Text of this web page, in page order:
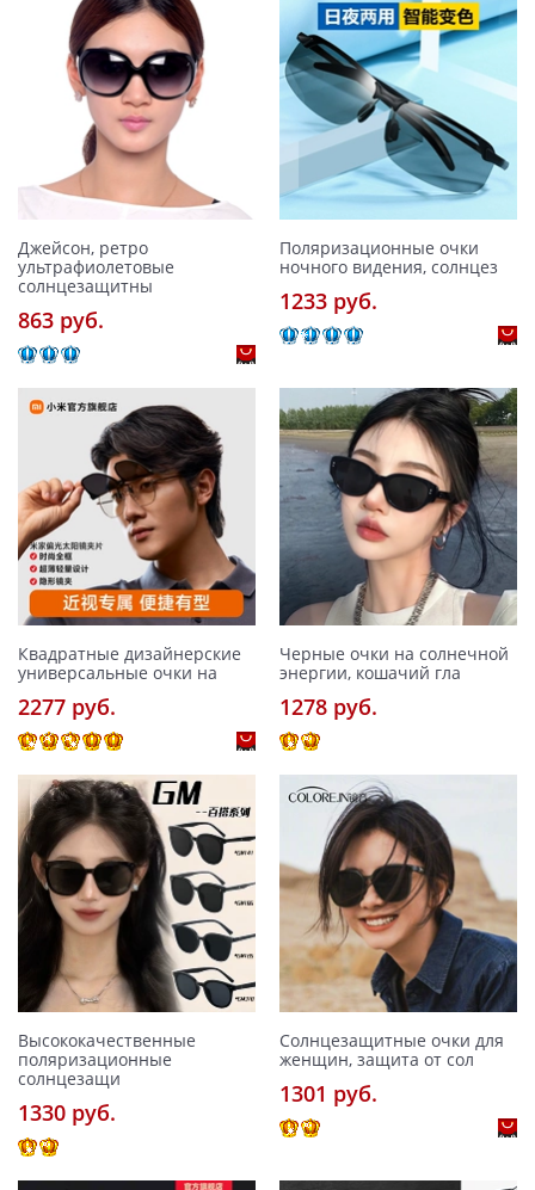
Джейсон, ретро
ультрафиолетовые
солнцезащитны
863 pуб.
Поляризационные очки
ночного видения, солнцез
1233 pуб.
Квадратные дизайнерские
универсальные очки на
2277 pуб.
Черные очки на солнечной
энергии, кошачий гла
1278 pуб.
Высококачественные
поляризационные
солнцезащи
1330 pуб.
Солнцезащитные очки для
женщин, защита от сол
1301 pуб.